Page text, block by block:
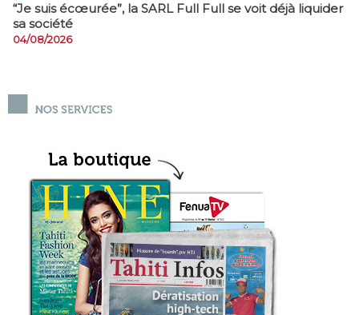
​“Je suis écœurée”, la SARL Full Full se voit déjà liquider
sa société
04/08/2026